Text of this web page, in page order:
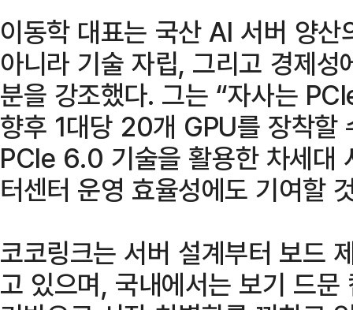
이동학 대표는 국산 AI 서버 양
아니라 기술 자립, 그리고 경제
분을 강조했다. 그는 “자사는
향후 1대당 20개 GPU를 장착할
PCIe 6.0 기술을 활용한 차세대
터센터 운영 효율성에도 기여할
코코링크는 서버 설계부터 보드
고 있으며, 국내에서는 보기 드